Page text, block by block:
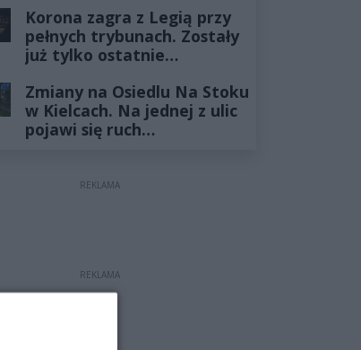
Korona zagra z Legią przy
pełnych trybunach. Zostały
już tylko ostatnie
Zmiany na Osiedlu Na Stoku
w Kielcach. Na jednej z ulic
pojawi się ruch
REKLAMA
REKLAMA